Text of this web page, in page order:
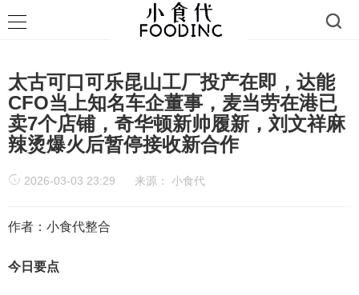
太古可口可乐昆山工厂投产在即，达能
CFO当上知名车企董事，麦当劳在港已
卖7个店铺，奇华顿新帅履新，刘文祥麻
辣烫爆火后暂停接收新合作
2026-03-03 23:29 来源： 小食代
作者：小食代整合
今日要点